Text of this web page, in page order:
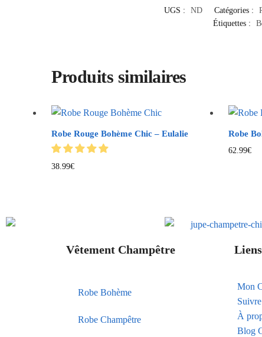
UGS : ND Catégories :
Étiquettes :
Produits similaires
Robe Rouge Bohème Chic – Eulalie
38.99€
Robe
62.99€
Vêtement Champêtre
Robe Bohème
Robe Champêtre
Mon
À
Blog